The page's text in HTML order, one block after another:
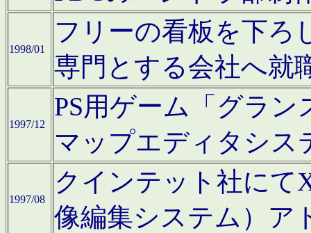
1998/01
フリーの看板を下ろ
専門とする会社へ就
1997/12
PS用ゲーム「グラン
マップエディタシス
1997/08
クインテット社にて
像編集システム）ア